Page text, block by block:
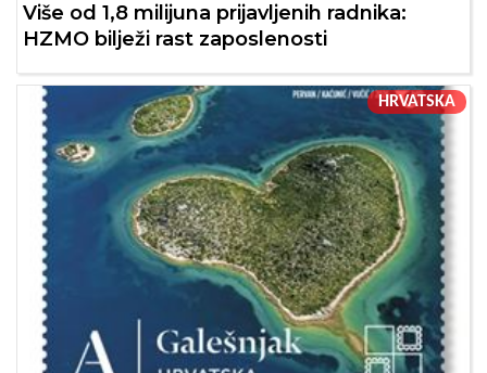
Više od 1,8 milijuna prijavljenih radnika:
HZMO bilježi rast zaposlenosti
HRVATSKA